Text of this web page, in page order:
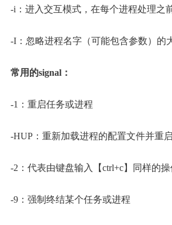
-i：进入交互模式，在每个进程处理之
-I：忽略进程名字（可能包含参数）的
常用的signal：
-1：重启任务或进程
-HUP：重新加载进程的配置文件并重
-2：代表由键盘输入【ctrl+c】同样的操
-9：强制终结某个任务或进程